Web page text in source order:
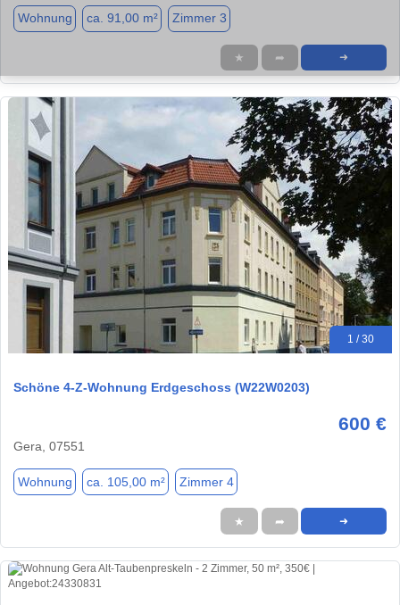
Wohnung ca. 91,00 m² Zimmer 3
★ ➦ ➜
1 / 30
Schöne 4-Z-Wohnung Erdgeschoss (W22W0203)
600 €
Gera, 07551
Wohnung ca. 105,00 m² Zimmer 4
★ ➦ ➜